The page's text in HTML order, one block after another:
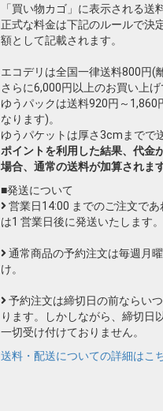
「買い物カゴ」に表示される送
正式な料金は下記のルールで決
額として記載されます。
エコデリは全国一律送料800円(
さらに6,000円以上のお買い上
ゆうパックは送料920円～1,860
なります)。
ゆうパケットは厚さ3cmまでで
ポイントを利用した結果、代金
場合、通常の送料が加算されます
■発送について
営業日14:00 までのご注文で
は1 営業日後に発送いたします。
通常商品の予約注文は毎週月
け。
予約注文は締切日の前ならい
ります。しかしながら、締切日
一切受け付けておりません。
送料・配送についての詳細はこ